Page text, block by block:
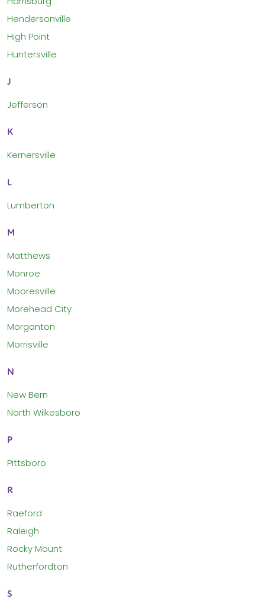
Hendersonville
High Point
Huntersville
J
Jefferson
K
Kernersville
L
Lumberton
M
Matthews
Monroe
Mooresville
Morehead City
Morganton
Morrisville
N
New Bern
North Wilkesboro
P
Pittsboro
R
Raeford
Raleigh
Rocky Mount
Rutherfordton
S